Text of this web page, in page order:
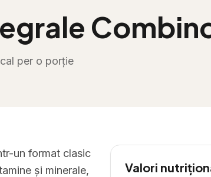
per o porție
un format clasic
și minerale,
Valori